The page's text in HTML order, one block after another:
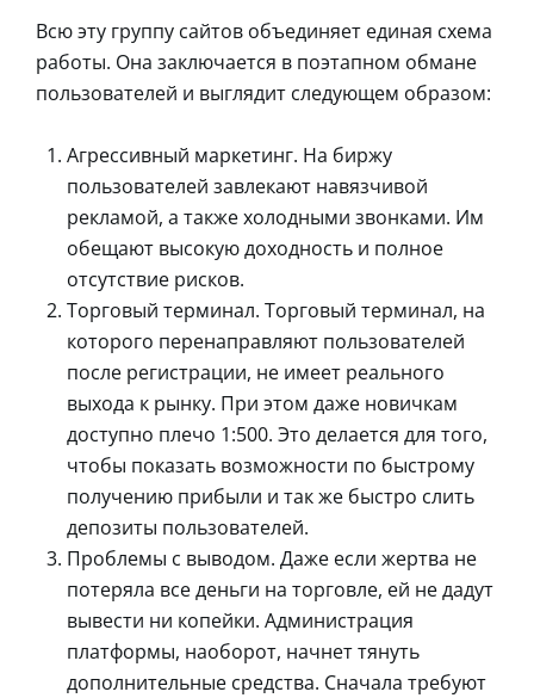
Всю эту группу сайтов объединяет единая схема
работы. Она заключается в поэтапном обмане
пользователей и выглядит следующем образом:
Агрессивный маркетинг. На биржу
пользователей завлекают навязчивой
рекламой, а также холодными звонками. Им
обещают высокую доходность и полное
отсутствие рисков.
Торговый терминал. Торговый терминал, на
которого перенаправляют пользователей
после регистрации, не имеет реального
выхода к рынку. При этом даже новичкам
доступно плечо 1:500. Это делается для того,
чтобы показать возможности по быстрому
получению прибыли и так же быстро слить
депозиты пользователей.
Проблемы с выводом. Даже если жертва не
потеряла все деньги на торговле, ей не дадут
вывести ни копейки. Администрация
платформы, наоборот, начнет тянуть
дополнительные средства. Сначала требуют